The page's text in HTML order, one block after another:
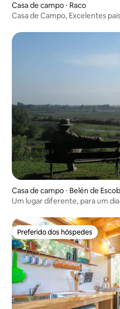
Casa de campo ⋅ Raco
Casa de Campo, Excelentes
Casa de campo ⋅ Belén de
Um lugar diferente, para um
Preferido dos hóspedes
Preferido dos hóspedes